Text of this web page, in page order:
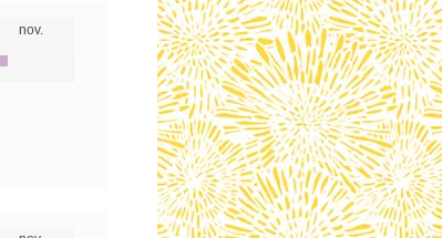
nov.